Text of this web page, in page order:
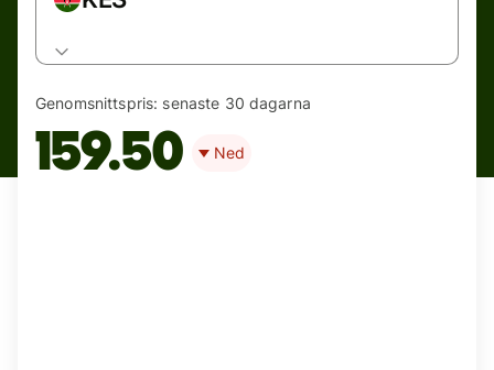
Genomsnittspris: senaste 30 dagarna
159.50 Ned